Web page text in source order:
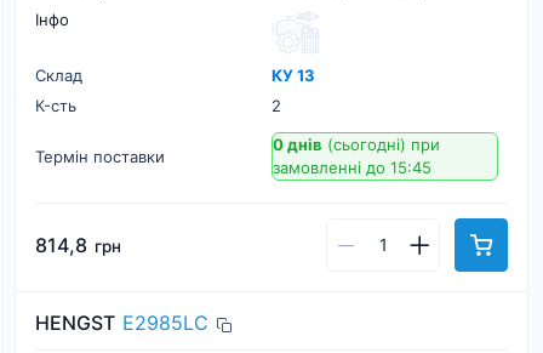
Інфо
Склад
КУ 13
К-cть
2
Термін поставки
0 днів (сьогодні) при
замовленні до 15:45
814,8 грн
HENGST E2985LC